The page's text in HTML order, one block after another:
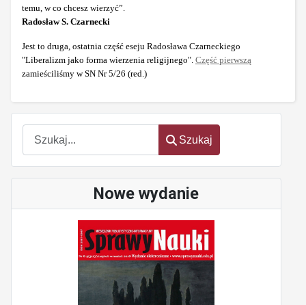
Szukaj
Szukaj
Nowe wydanie
temu, w co chcesz wierzyć”.
Radosław S. Czarnecki
Jest to druga, ostatnia część eseju Radosława Czarneckiego
"Liberalizm jako forma wierzenia religijnego". Część pierwszą
zamieściliśmy w SN Nr 5/26 (red.)